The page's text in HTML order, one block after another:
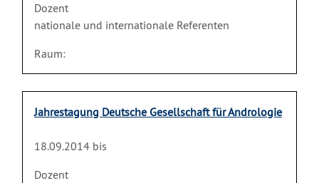
Dozent
nationale und internationale Referenten
Raum:
Jahrestagung Deutsche Gesellschaft für Andrologie
18.09.2014 bis
Dozent